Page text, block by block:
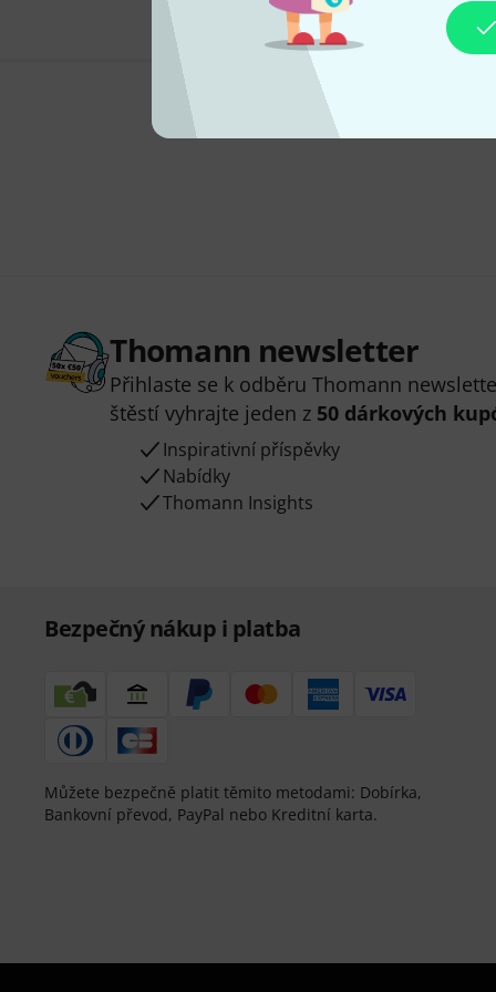
Thomann newsletter
Přihlaste se k odběru Thomann
štěstí vyhrajte jeden z 50 dárkových
Inspirativní příspěvky
Nabídky
Thomann Insights
Bezpečný nákup i platba
Můžete bezpečně platit těmito metodami: Dobírka,
Bankovní převod, PayPal nebo Kreditní karta.